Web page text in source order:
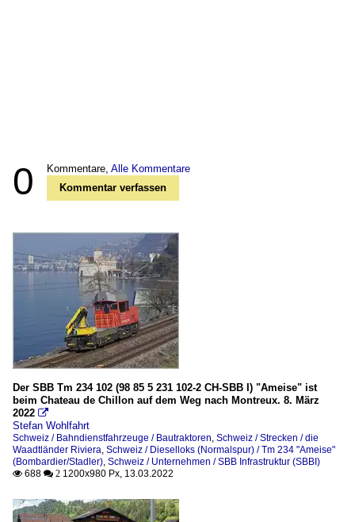
0 Kommentare, Alle Kommentare
Kommentar verfassen
Der SBB Tm 234 102 (98 85 5 231 102-2 CH-SBB I) "Ameise" ist
beim Chateau de Chillon auf dem Weg nach Montreux. 8. März
2022 
Stefan Wohlfahrt
Schweiz / Bahndienstfahrzeuge / Bautraktoren, Schweiz / Strecken / die
Waadtländer Riviera, Schweiz / Dieselloks (Normalspur) / Tm 234 "Ameise"
(Bombardier/Stadler), Schweiz / Unternehmen / SBB Infrastruktur (SBBI)
 688  2 1200x980 Px, 13.03.2022